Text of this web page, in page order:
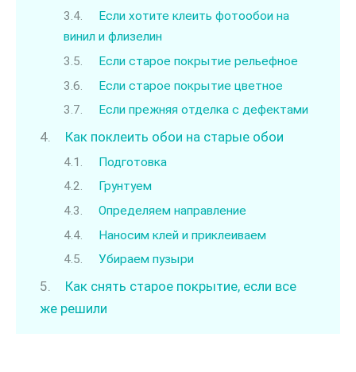
Если хотите клеить фотообои на
винил и флизелин
Если старое покрытие рельефное
Если старое покрытие цветное
Если прежняя отделка с дефектами
Как поклеить обои на старые обои
Подготовка
Грунтуем
Определяем направление
Наносим клей и приклеиваем
Убираем пузыри
Как снять старое покрытие, если все
же решили